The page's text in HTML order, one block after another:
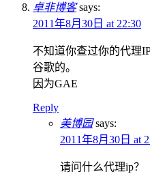
卓非博客 says:
2011年8月30日 at 22:30
不知道你查过你的代理
谷歌的。
因为GAE
Reply
美博园 says:
2011年8月30日 at
请问什么代理ip？